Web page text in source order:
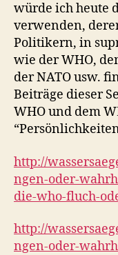
würde ich heute
verwenden,
Politikern, in
wie der WHO,
der NATO usw.
Beiträge dieser
WHO und dem
http://
ngen-oder-
die-who-fluch-
http://
ngen-oder-